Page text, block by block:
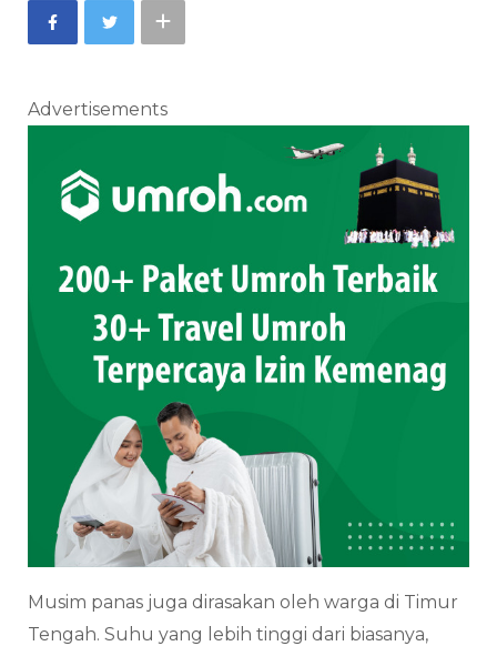
Advertisements
Musim panas juga dirasakan oleh warga di Timur
Tengah. Suhu yang lebih tinggi dari biasanya,